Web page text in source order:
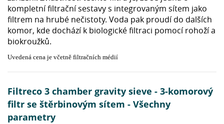
kompletní filtrační sestavy s integrovaným sítem jako
filtrem na hrubé nečistoty. Voda pak proudí do dalších
komor, kde dochází k biologické filtraci pomocí rohoží a
biokroužků.
Uvedená cena je včetně filtračních médií
Filtreco 3 chamber gravity sieve - 3-komorový
filtr se štěrbinovým sítem - Všechny
parametry